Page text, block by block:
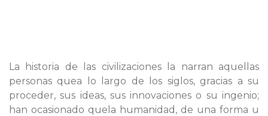
La historia de las civilizaciones la narran aquellas
personas quea lo largo de los siglos, gracias a su
proceder, sus ideas, sus innovaciones o su ingenio;
han ocasionado quela humanidad, de una forma u